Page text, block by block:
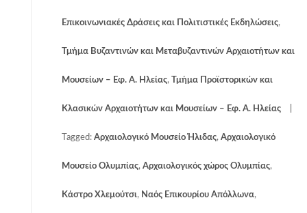
Επικοινωνιακές Δράσεις και Πολιτιστικές Εκδηλώσεις,
Τμήμα Βυζαντινών και Μεταβυζαντινών Αρχαιοτήτων και
Μουσείων – Εφ. Α. Ηλείας, Τμήμα Προϊστορικών και
Κλασικών Αρχαιοτήτων και Μουσείων – Εφ. Α. Ηλείας
Tagged: Αρχαιολογικό Μουσείο Ήλιδας, Αρχαιολογικό
Μουσείο Ολυμπίας, Αρχαιολογικός χώρος Ολυμπίας,
Κάστρο Χλεμούτσι, Ναός Επικουρίου Απόλλωνα,